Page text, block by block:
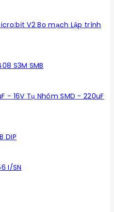
Bo mạch Lập trình
S3M SMB
Tụ Nhôm SMD - 220uF
DIP
I/SN